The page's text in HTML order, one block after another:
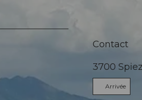
Contact
3700 Spiez
Arrivée